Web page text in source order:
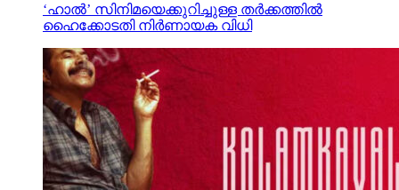
‘ഹാല്‍’ സിനിമയെക്കുറിച്ചുള്ള തര്‍ക്കത്തില്‍
ഹൈക്കോടതി നിര്‍ണായക വിധി